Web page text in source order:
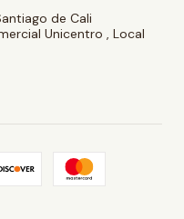
de Cali
Unicentro , Local